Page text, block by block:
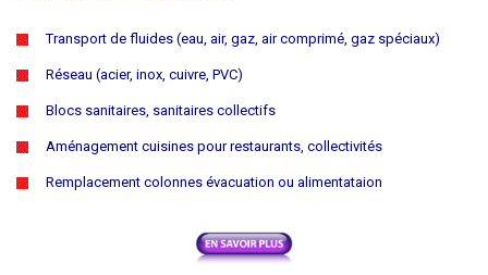
Transport de fluides (eau, air, gaz, air comprimé, gaz spéciaux)
Réseau (acier, inox, cuivre, PVC)
Blocs sanitaires, sanitaires collectifs
Aménagement cuisines pour restaurants, collectivités
Remplacement colonnes évacuation ou alimentataion